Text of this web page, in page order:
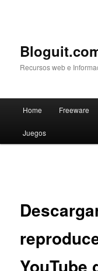
Recursos web e
Skip
to
Home Freeware
Juegos
YouTube